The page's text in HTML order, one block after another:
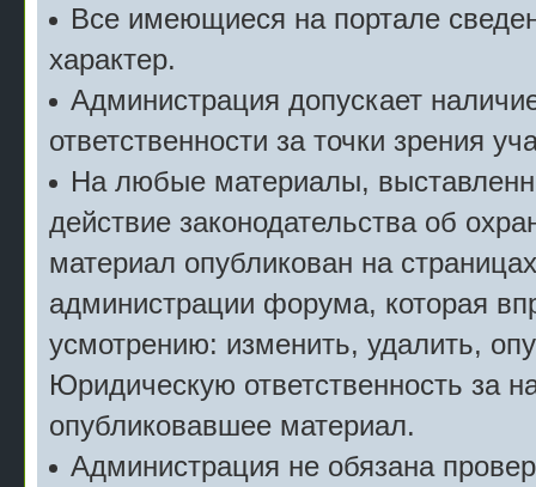
Все имеющиеся на портале
характер.
Администрация допускает
ответственности за точки зрения
На любые материалы,
действие законодательства об
материал опубликован на
администрации форума, которая
усмотрению: изменить, удалить,
Юридическую ответственность за
опубликовавшее материал.
Администрация не обязана